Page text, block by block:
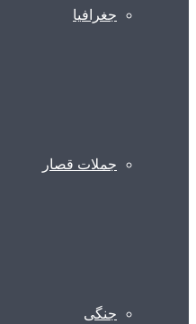
جغرافیا
جملات قصار
جنگی